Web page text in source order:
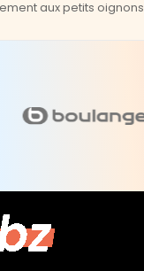
aux petits oignons